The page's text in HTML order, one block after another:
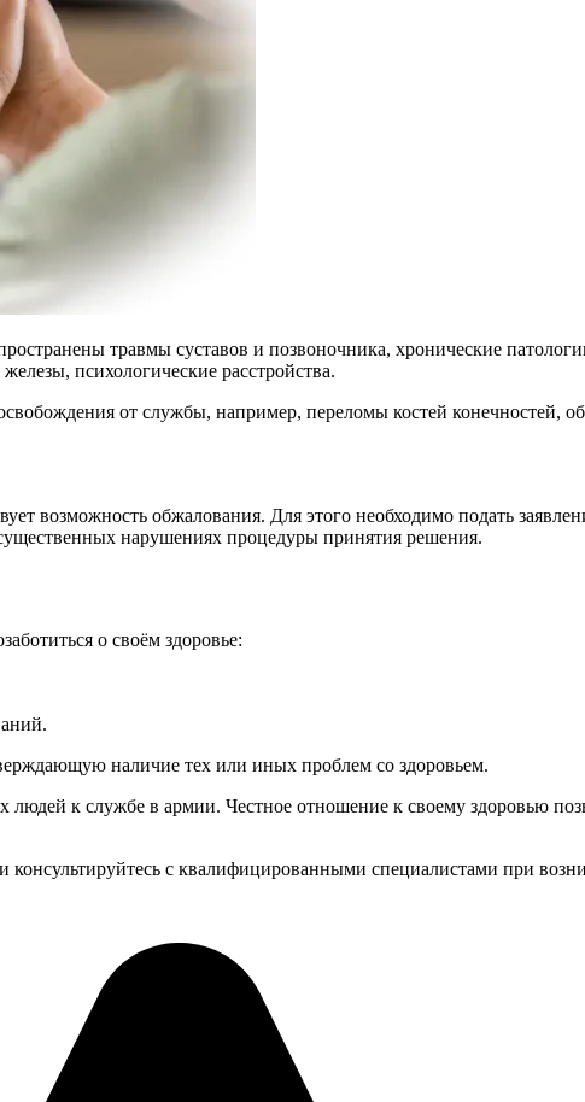
травмы суставов и позвоночника, хронические
психологические расстройства.
от службы, например, переломы костей конечностей,
возможность обжалования. Для этого необходимо подать
нарушениях процедуры принятия решения.
о своём здоровье:
наличие тех или иных проблем со здоровьем.
к службе в армии. Честное отношение к своему здоровью
консультируйтесь с квалифицированными специалистами при